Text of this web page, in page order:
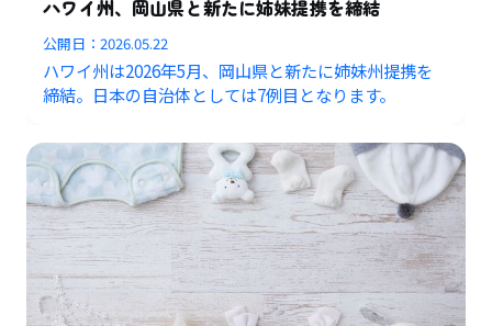
ハワイ州、岡山県と新たに姉妹提携を締結
公開日：2026.05.22
ハワイ州は2026年5月、岡山県と新たに姉妹州提携を
締結。日本の自治体としては7例目となります。